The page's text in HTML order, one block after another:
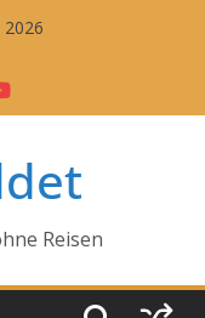
Reisen